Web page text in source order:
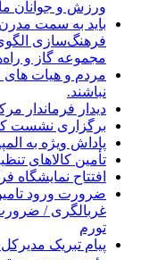
ورزش و جوانان
باید به سمت
فرهنگ‌سازی
مجموعه گاز و
مردم و هیات های
نباشند.
دیدار فرماندار
برگزاری نشست
پاداش ویژه به
تأمین کالاهای
افتتاح نمایشگاه
ضرورت ورود
غربالگری /
تورم
پیام تبریک